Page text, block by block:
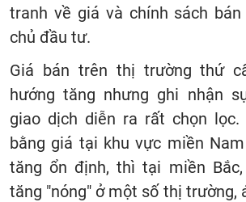
tranh về giá và chính sách
chủ đầu tư.
Giá bán trên thị trường thứ
hướng tăng nhưng ghi nhận
giao dịch diễn ra rất chọn lọc.
bằng giá tại khu vực miền
tăng ổn định, thì tại miền
tăng "nóng" ở một số thị trường,